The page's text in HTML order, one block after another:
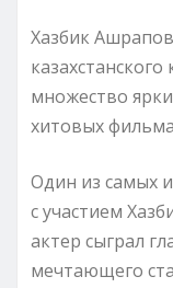
Хазбик
множество
хитовых
Один из самых
с участием
актер сыграл
мечтающего